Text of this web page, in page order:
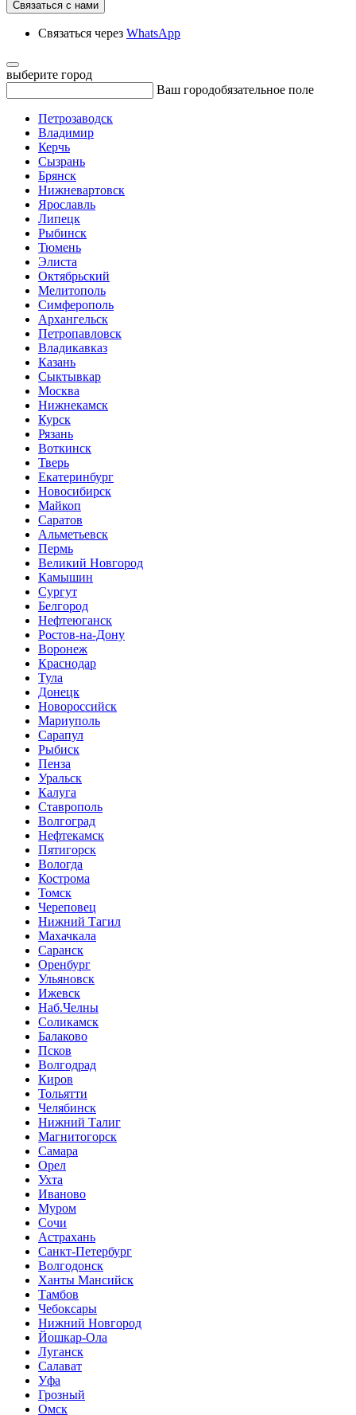
Связаться с нами
Связаться через WhatsApp
выберите город
Ваш городобязательное поле
Петрозаводск
Владимир
Керчь
Сызрань
Брянск
Нижневартовск
Ярославль
Липецк
Рыбинск
Тюмень
Элиста
Октябрьский
Мелитополь
Симферополь
Архангельск
Петропавловск
Владикавказ
Казань
Сыктывкар
Москва
Нижнекамск
Курск
Рязань
Воткинск
Тверь
Екатеринбург
Новосибирск
Майкоп
Саратов
Альметьевск
Пермь
Великий Новгород
Камышин
Сургут
Белгород
Нефтеюганск
Ростов-на-Дону
Воронеж
Краснодар
Тула
Донецк
Новороссийск
Мариуполь
Сарапул
Рыбиск
Пенза
Уральск
Калуга
Ставрополь
Волгоград
Нефтекамск
Пятигорск
Вологда
Кострома
Томск
Череповец
Нижний Тагил
Махачкала
Саранск
Оренбург
Ульяновск
Ижевск
Наб.Челны
Соликамск
Балаково
Псков
Волгодрад
Киров
Тольятти
Челябинск
Нижний Талиг
Магнитогорск
Самара
Орел
Ухта
Иваново
Муром
Сочи
Астрахань
Санкт-Петербург
Волгодонск
Ханты Мансийск
Тамбов
Чебоксары
Нижний Новгород
Йошкар-Ола
Луганск
Салават
Уфа
Грозный
Омск